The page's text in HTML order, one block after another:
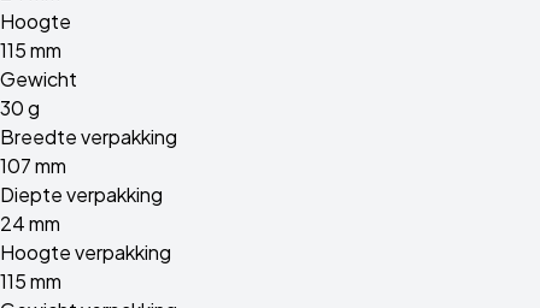
Hoogte
115 mm
Gewicht
30 g
Breedte verpakking
107 mm
Diepte verpakking
24 mm
Hoogte verpakking
115 mm